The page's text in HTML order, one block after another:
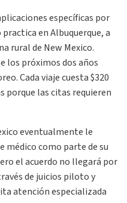
específicas por
en Albuquerque, a
rural de New Mexico.
los próximos dos años
Cada viaje cuesta $320
porque las citas requieren
eventualmente le
médico como parte de su
el acuerdo no llegará por
de juicios piloto y
atención especializada